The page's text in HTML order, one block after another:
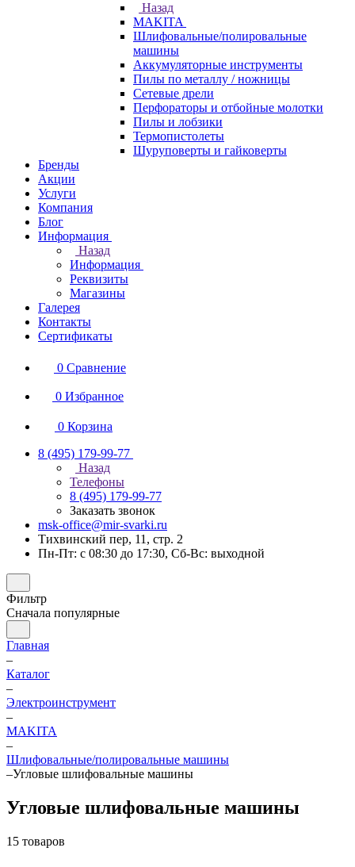
Назад
МAKITA
Шлифовальные/полировальные
машины
Аккумуляторные инструменты
Пилы по металлу / ножницы
Сетевые дрели
Перфораторы и отбойные молотки
Пилы и лобзики
Термопистолеты
Шуруповерты и гайковерты
Бренды
Акции
Услуги
Компания
Блог
Информация
Назад
Информация
Реквизиты
Магазины
Галерея
Контакты
Сертификаты
0 Сравнение
0 Избранное
0 Корзина
8 (495) 179-99-77
Назад
Телефоны
8 (495) 179-99-77
Заказать звонок
msk-office@mir-svarki.ru
Тихвинский пер, 11, стр. 2
Пн-Пт: с 08:30 до 17:30, Сб-Вс: выходной
Фильтр
Сначала популярные
Главная
–
Каталог
–
Электроинструмент
–
МAKITA
–
Шлифовальные/полировальные машины
–Угловые шлифовальные машины
Угловые шлифовальные машины
15 товаров